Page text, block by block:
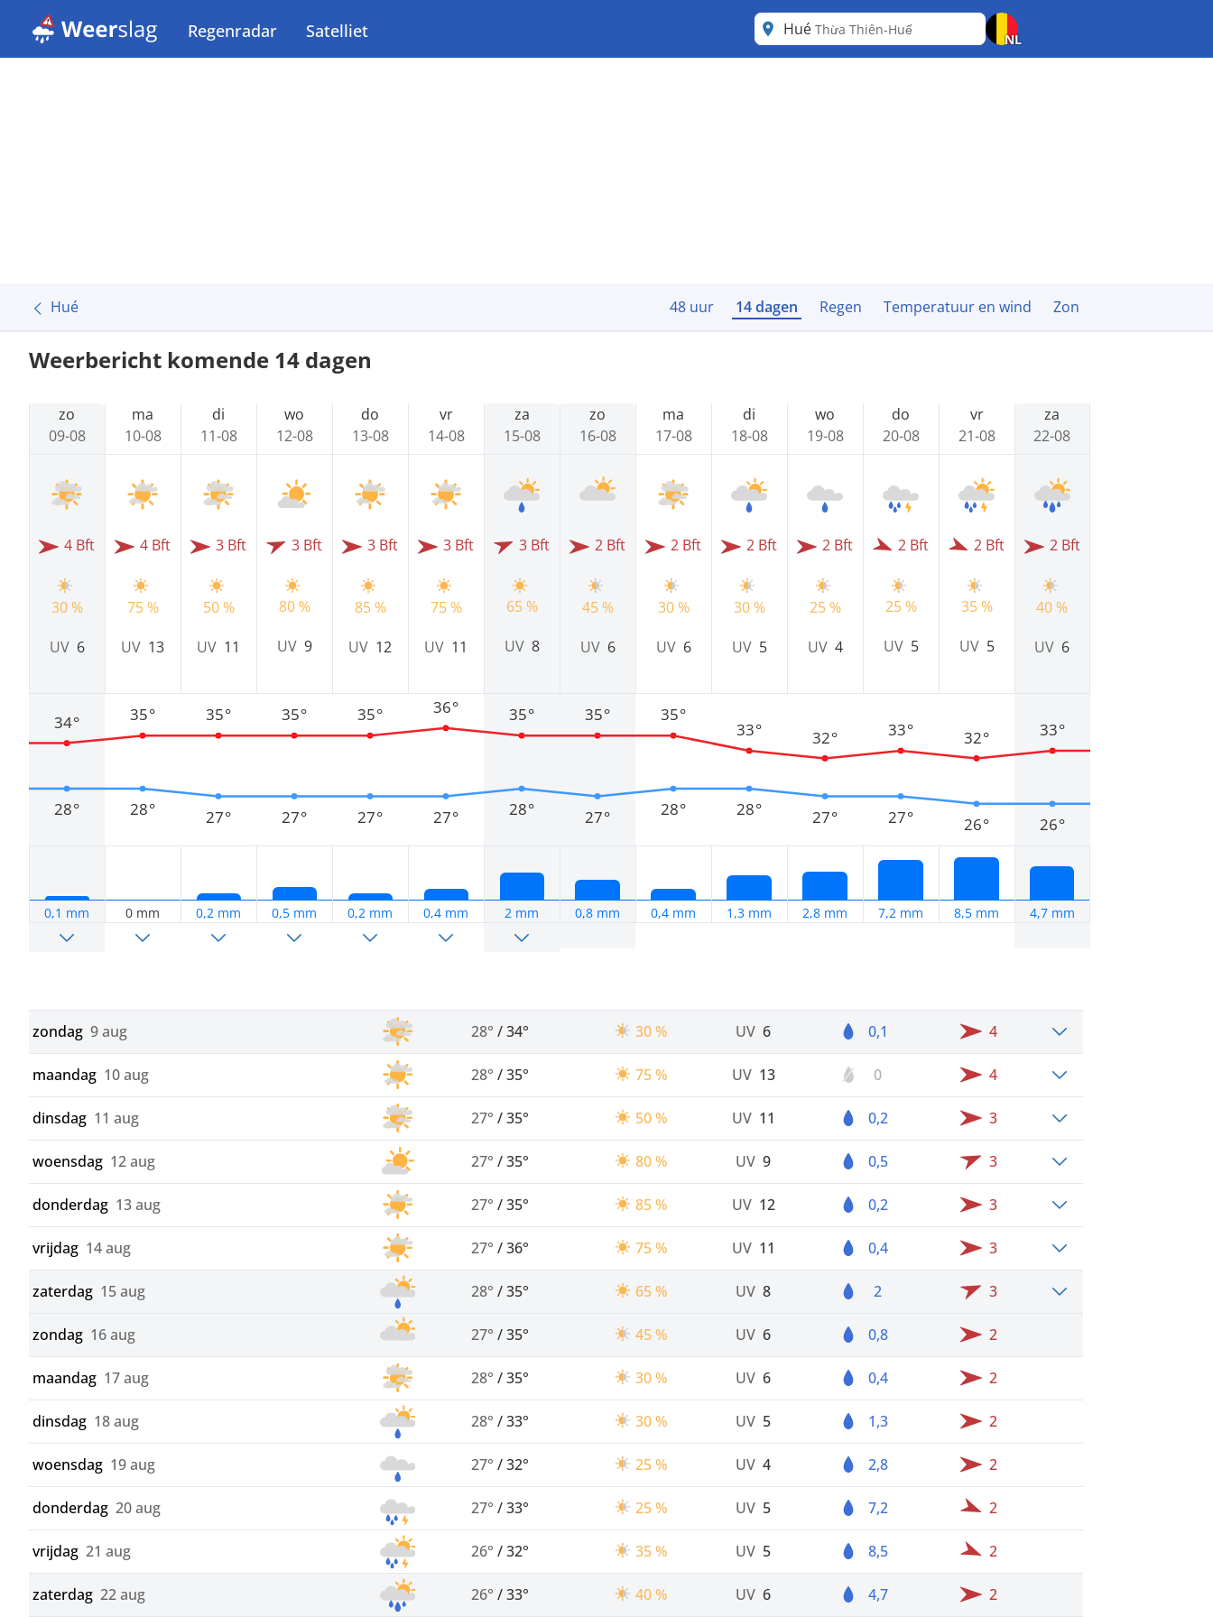
Regenradar Satelliet Hué Thừa Thiên-Huế
NL
Hué 48 uur 14 dagen Regen Temperatuur en wind Zon
Weerbericht komende 14 dagen
zo
09-08
4 Bft
30 %
UV 6
28°
34°
0,1 mm
ma
10-08
4 Bft
75 %
UV 13
28°
35°
0 mm
di
11-08
3 Bft
50 %
UV 11
27°
35°
0,2 mm
wo
12-08
3 Bft
80 %
UV 9
27°
35°
0,5 mm
do
13-08
3 Bft
85 %
UV 12
27°
35°
0,2 mm
vr
14-08
3 Bft
75 %
UV 11
27°
36°
0,4 mm
za
15-08
3 Bft
65 %
UV 8
28°
35°
2 mm
zo
16-08
2 Bft
45 %
UV 6
27°
35°
0,8 mm
ma
17-08
2 Bft
30 %
UV 6
28°
35°
0,4 mm
di
18-08
2 Bft
30 %
UV 5
28°
33°
1,3 mm
wo
19-08
2 Bft
25 %
UV 4
27°
32°
2,8 mm
do
20-08
2 Bft
25 %
UV 5
27°
33°
7,2 mm
vr
21-08
2 Bft
35 %
UV 5
26°
32°
8,5 mm
za
22-08
2 Bft
40 %
UV 6
26°
33°
4,7 mm
zondag 9 aug 28° /34° 30 % UV 6 0,1 4
maandag 10 aug 28° /35° 75 % UV 13 0 4
dinsdag 11 aug 27° /35° 50 % UV 11 0,2 3
woensdag 12 aug 27° /35° 80 % UV 9 0,5 3
donderdag 13 aug 27° /35° 85 % UV 12 0,2 3
vrijdag 14 aug 27° /36° 75 % UV 11 0,4 3
zaterdag 15 aug 28° /35° 65 % UV 8 2 3
zondag 16 aug 27° /35° 45 % UV 6 0,8 2
maandag 17 aug 28° /35° 30 % UV 6 0,4 2
dinsdag 18 aug 28° /33° 30 % UV 5 1,3 2
woensdag 19 aug 27° /32° 25 % UV 4 2,8 2
donderdag 20 aug 27° /33° 25 % UV 5 7,2 2
vrijdag 21 aug 26° /32° 35 % UV 5 8,5 2
zaterdag 22 aug 26° /33° 40 % UV 6 4,7 2